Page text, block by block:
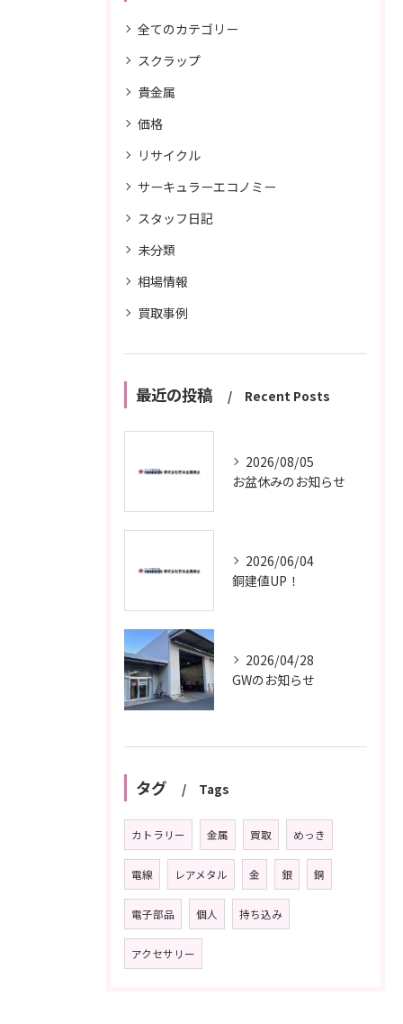
全てのカテゴリー
スクラップ
貴金属
価格
リサイクル
サーキュラーエコノミー
スタッフ日記
未分類
相場情報
買取事例
最近の投稿 Recent Posts
2026/08/05
お盆休みのお知らせ
2026/06/04
銅建値UP！
2026/04/28
GWのお知らせ
タグ Tags
カトラリー 金属 買取 めっき
電線 レアメタル 金 銀 銅
電子部品 個人 持ち込み
アクセサリー